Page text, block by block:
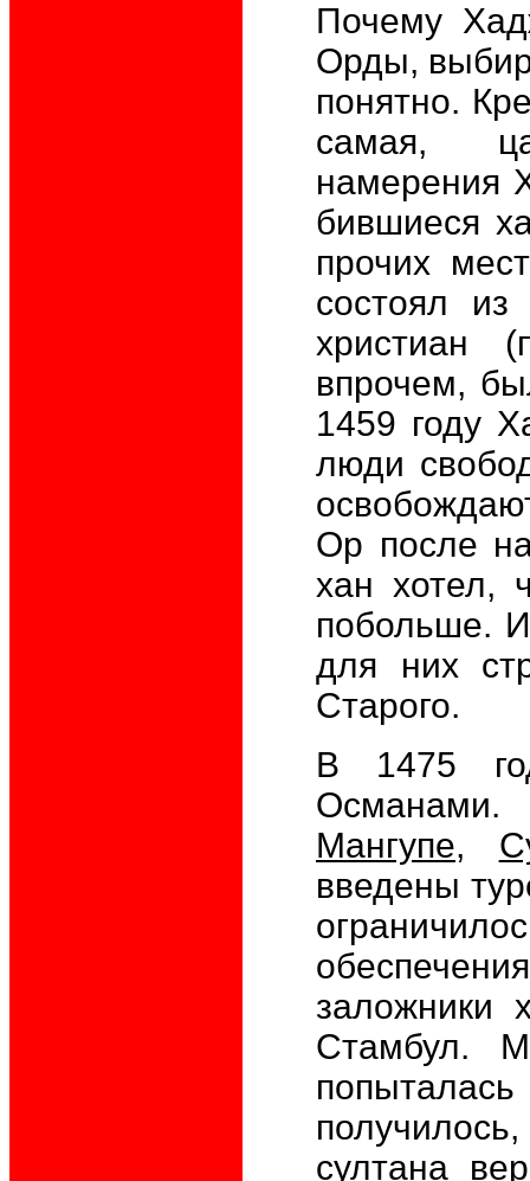
Почему
Орды,
понятно.
самая,
намерения
бившиеся
прочих
состоял
христиан
впрочем,
1459 году
люди
Ор после
хан хотел,
побольше.
для них
Старого.
В 1475
Османами.
Мангупе,
введены
заложники
Стамбул.
султана